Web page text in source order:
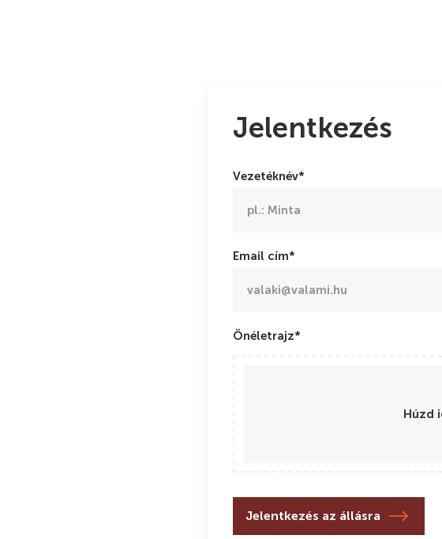
Jelentkezés
Vezetéknév*
Email cím*
Önéletrajz*
Húzd
Jelentkezés az állásra